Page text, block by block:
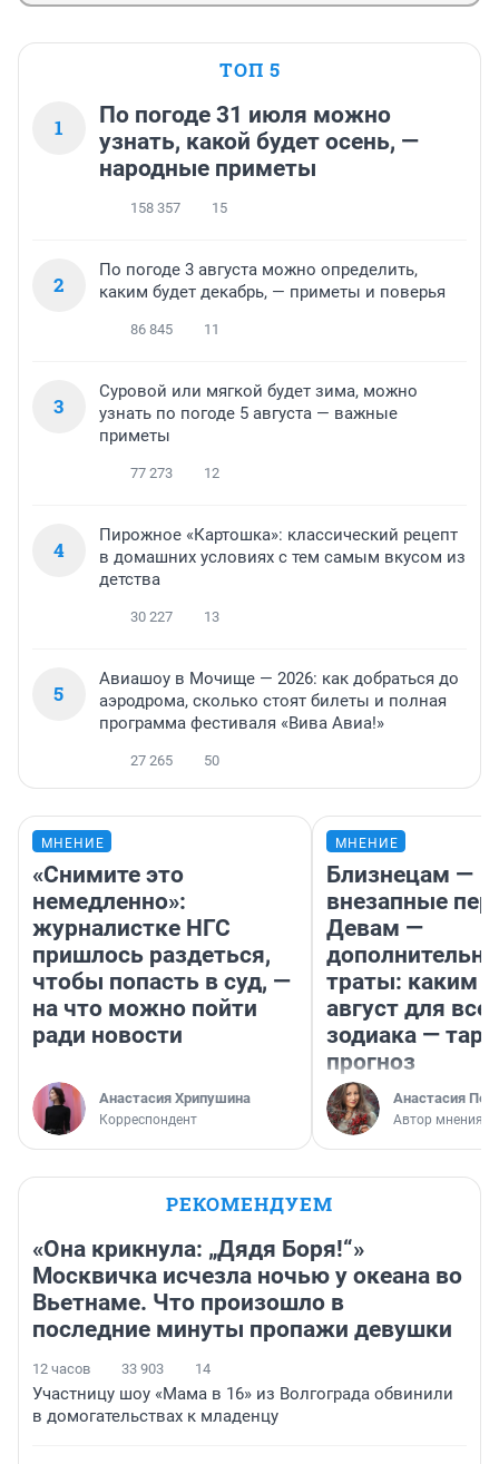
ТОП 5
1
По погоде 31 июля можно
узнать, какой будет осень, —
народные приметы
158 357 15
2
По погоде 3 августа можно определить,
каким будет декабрь, — приметы и поверья
86 845 11
3
Суровой или мягкой будет зима, можно
узнать по погоде 5 августа — важные
приметы
77 273 12
4
Пирожное «Картошка»: классический рецепт
в домашних условиях с тем самым вкусом из
детства
30 227 13
5
Авиашоу в Мочище — 2026: как добраться до
аэродрома, сколько стоят билеты и полная
программа фестиваля «Вива Авиа!»
27 265 50
МНЕНИЕ
«Снимите это
немедленно»:
журналистке НГС
пришлось раздеться,
чтобы попасть в суд, —
на что можно пойти
ради новости
Анастасия Хрипушина
Корреспондент
МНЕНИЕ
Близнецам —
внезапные
Девам —
траты: каким
август для
зодиака —
прогноз
Анастасия
Автор мнения
РЕКОМЕНДУЕМ
«Она крикнула: „Дядя Боря!“»
Москвичка исчезла ночью у океана во
Вьетнаме. Что произошло в
последние минуты пропажи девушки
12 часов 33 903 14
Участницу шоу «Мама в 16» из Волгограда обвинили
в домогательствах к младенцу